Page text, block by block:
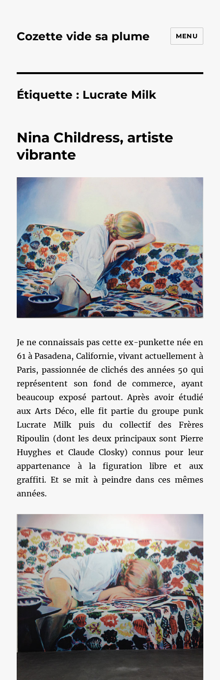
Cozette vide sa plume MENU
Étiquette : Lucrate Milk
Nina Childress, artiste
vibrante
Je ne connaissais pas cette ex-punkette née en
61 à Pasadena, Californie, vivant actuellement à
Paris, passionnée de clichés des années 50 qui
représentent son fond de commerce, ayant
beaucoup exposé partout. Après avoir étudié
aux Arts Déco, elle fit partie du groupe punk
Lucrate Milk puis du collectif des Frères
Ripoulin (dont les deux principaux sont Pierre
Huyghes et Claude Closky) connus pour leur
appartenance à la figuration libre et aux
graffiti. Et se mit à peindre dans ces mêmes
années.